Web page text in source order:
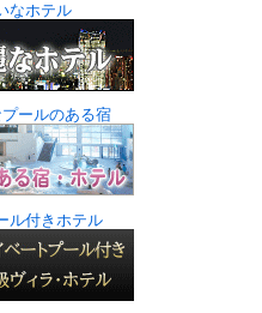
なホテル
ールのある宿
ル付きホテル